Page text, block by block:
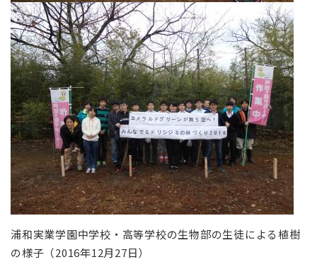
浦和実業学園中学校・高等学校の生物部の生徒による植樹
の様子（2016年12月27日）